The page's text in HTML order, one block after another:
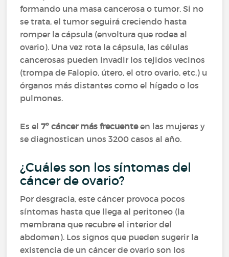
formando una masa cancerosa o tumor. Si no
se trata, el tumor seguirá creciendo hasta
romper la cápsula (envoltura que rodea al
ovario). Una vez rota la cápsula, las células
cancerosas pueden invadir los tejidos vecinos
(trompa de Falopio, útero, el otro ovario, etc.) u
órganos más distantes como el hígado o los
pulmones.
Es el7º cáncer más frecuenteen las mujeres y
se diagnostican unos 3200 casos al año.
¿Cuáles son los síntomas del
cáncer de ovario?
Por desgracia, este cáncer provoca pocos
síntomas hasta que llega al peritoneo (la
membrana que recubre el interior del
abdomen). Los signos que pueden sugerir la
existencia de un cáncer de ovario son los